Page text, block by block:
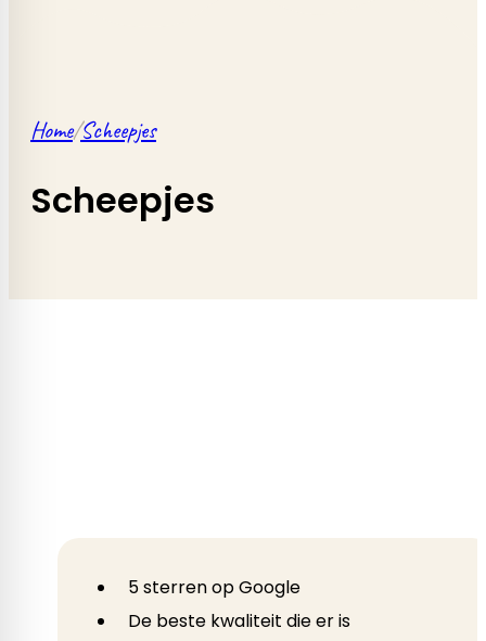
Home/Scheepjes
Scheepjes
5 sterren op Google
De beste kwaliteit die er is